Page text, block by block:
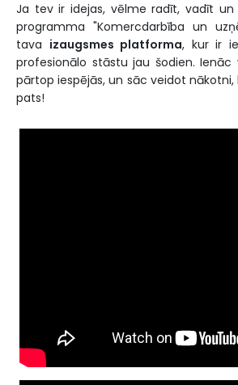
Ja tev ir idejas, vēlme radīt, vadīt
programma "Komercdarbība un
tava izaugsmes platforma, kur ir
profesionālo stāstu jau šodien. Ienāc
pārtop iespējās, un sāc veidot nākotni,
pats!